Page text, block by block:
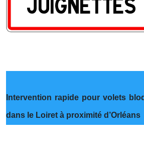
Intervention rapide pour volets
dans le Loiret à proximité d’Orléans